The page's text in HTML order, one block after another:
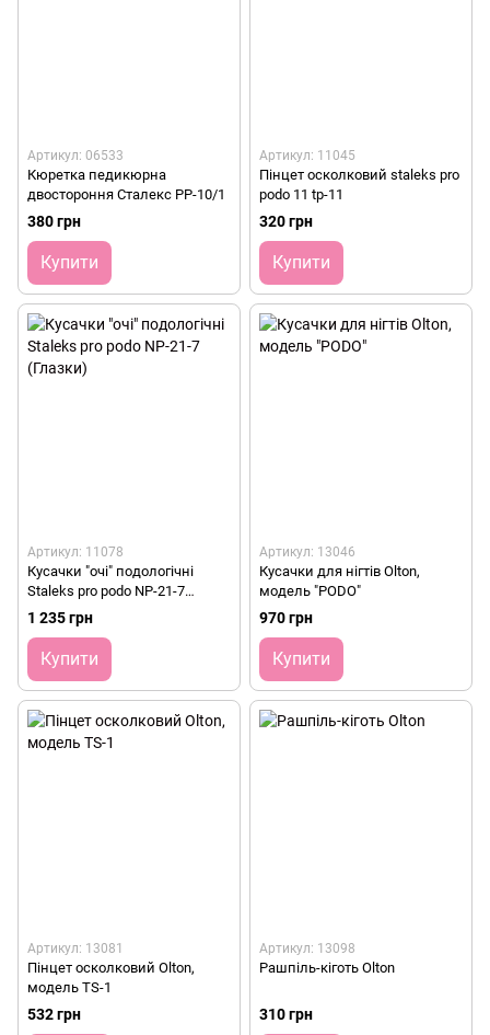
Артикул: 06533
Кюретка педикюрна
двостороння Сталекс PP-10/1
380 грн
Купити
Артикул: 11045
Пінцет осколковий staleks pro
podo 11 tp-11
320 грн
Купити
Артикул: 11078
Кусачки "очі" подологічні
Staleks pro podo NP-21-7
(Глазки)
1 235 грн
Купити
Артикул: 13046
Кусачки для нігтів Olton,
модель "PODO"
970 грн
Купити
Артикул: 13081
Пінцет осколковий Olton,
модель TS-1
532 грн
Артикул: 13098
Рашпіль-кіготь Olton
310 грн